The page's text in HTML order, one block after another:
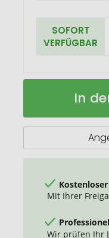
SOFORT
VERFÜGBAR
Americano®
ml
Auf
In
Mit Ihrer
Wir prüfen Ihr